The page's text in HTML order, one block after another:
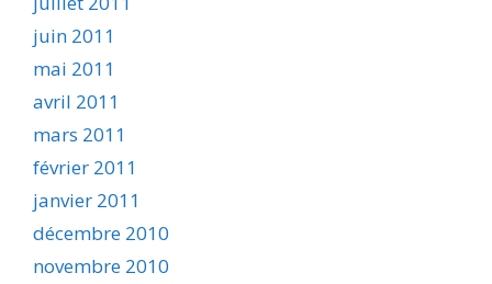
juin 2011
mai 2011
avril 2011
mars 2011
février 2011
janvier 2011
décembre 2010
novembre 2010